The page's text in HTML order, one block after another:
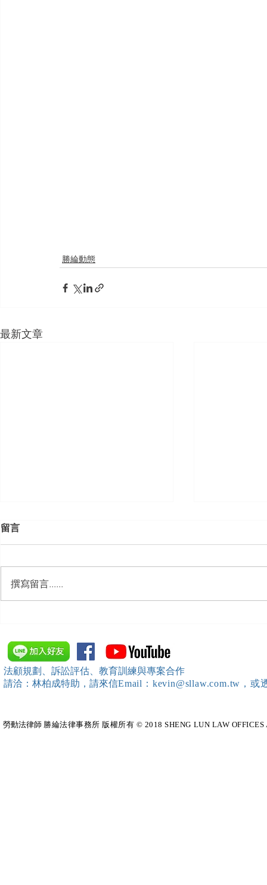
勝綸動態
最新文章
中、南等地辦理（職場霸凌防
治教育訓練）課程 邀請本所律
師團隊擔任講師，課程圓滿完
成~*
留言
撰寫留言......
法顧規劃、訴訟評估、教育訓練與專案合作
請洽：林柏成特助 ，請來信Email：kevin@sllaw.com.tw，
勞動法律師​ 勝綸法律事務所 版權所有 © 2018 SHENG LUN LAW